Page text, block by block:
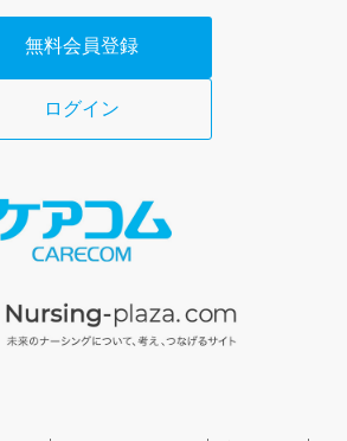
無料会員登録
ログイン